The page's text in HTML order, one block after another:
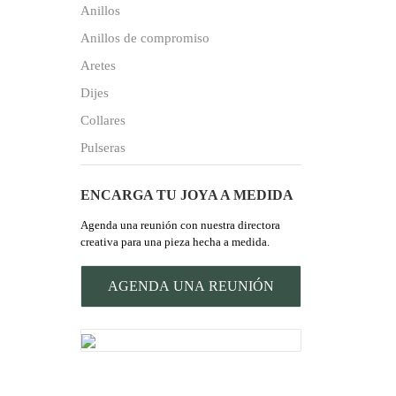
Anillos
Anillos de compromiso
Aretes
Dijes
Collares
Pulseras
ENCARGA TU JOYA A MEDIDA
Agenda una reunión con nuestra directora
creativa para una pieza hecha a medida.
AGENDA UNA REUNIÓN